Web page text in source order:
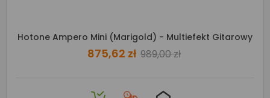
Hotone Ampero Mini (Marigold) - Multiefekt Gitarowy
875,62 zł 989,00 zł